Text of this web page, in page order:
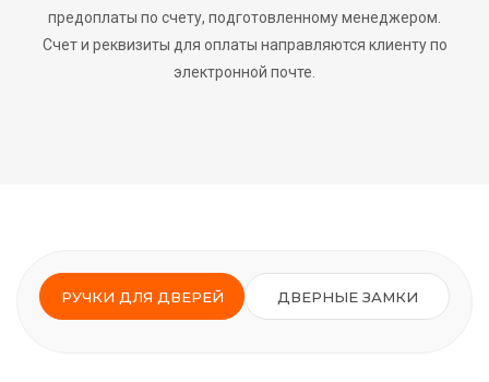
предоплаты по счету, подготовленному менеджером.
Счет и реквизиты для оплаты направляются клиенту по
электронной почте.
РУЧКИ ДЛЯ ДВЕРЕЙ ДВЕРНЫЕ ЗАМКИ